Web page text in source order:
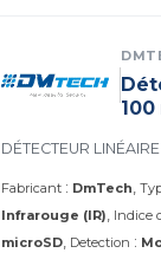
DÉTECTEUR
Fabricant : DmTech
Infrarouge (IR) Indice
microSD Detection :